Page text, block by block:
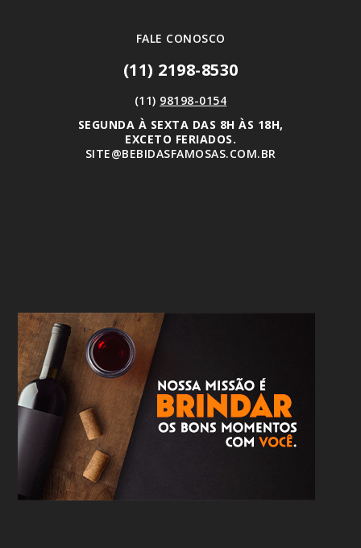
FALE CONOSCO
(11) 2198-8530
(11) 98198-0154
SEGUNDA À SEXTA DAS 8H ÀS 18H,
EXCETO FERIADOS.
SITE@BEBIDASFAMOSAS.COM.BR